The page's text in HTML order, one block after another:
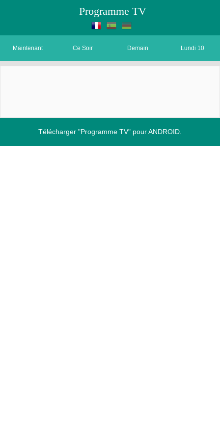
Programme TV
Maintenant Ce Soir Demain Lundi 10
Télécharger "Programme TV" pour ANDROID.